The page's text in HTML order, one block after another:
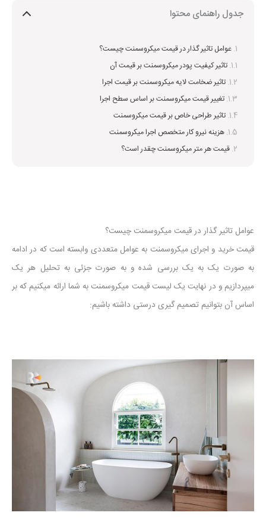
جدول راهنمای محتوا
عوامل تاثیر گذار در قیمت میکروسمنت چیست؟
تاثیر کیفیت پودر میکروسمنت بر قیمت آن
تاثیر ضخامت لایه میکروسمنت بر قیمت اجرا
تغییر قیمت میکروسمنت بر اساس سطح اجرا
تاثیر طراحی خاص بر قیمت میکروسمنت
هزینه نیرو کار متخصص اجرا میکروسمنت
قیمت هر متر میکروسمنت چقدر است؟
عوامل تاثیر گذار در قیمت میکروسمنت چیست؟
قیمت خرید و اجرای میکروسمنت به عوامل متعددی وابسته است که در ادامه
به صورت یک به یک بررسی شده و به صورت جزئی به تحلیل هر یک
میپردازیم و در نهایت یک لیست قیمت میکروسمنت به شما ارائه میکنیم که بر
اساس آن بتوانیم تصمیم گیری درستی داشته باشیم: